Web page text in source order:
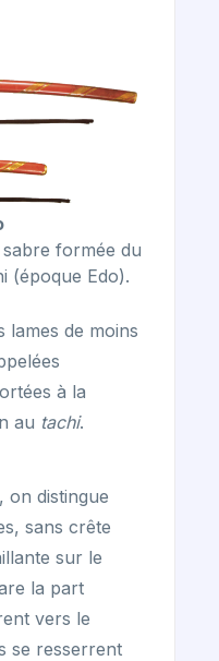
formée du
(époque Edo).
lames de moins
à la
au tachi.
on distingue
sans crête
sur le
la part
vers le
se resserrent